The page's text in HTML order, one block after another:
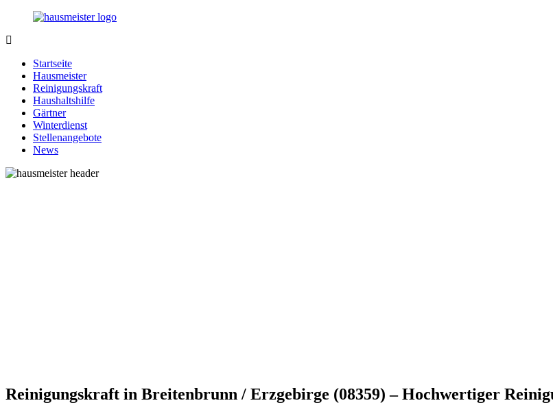
Zurück
Inhalt
Hausmeister.de
rund
Ihren
Haushalt
Startseite
Hausmeister
Reinigungskraft
Haushaltshilfe
Gärtner
Winterdienst
Stellenangebote
News
Reinigungskraft in Breitenbrunn / Erzgebirge (08359) – Hochwertiger